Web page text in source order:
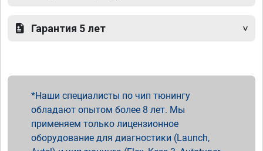
Гарантия 5 лет
Наши специалисты по чип тюнингу
обладают опытом более 8 лет. Мы
применяем только лицензионное
оборудование для диагностики (Launch,